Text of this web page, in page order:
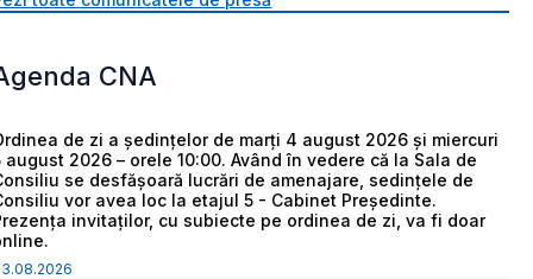
CNA
de zi a ședințelor de marți 4 august 2026 și miercuri
august 2026 – orele 10:00. Având în vedere că la Sala de
se desfășoară lucrări de amenajare, sedințele de
vor avea loc la etajul 5 - Cabinet Președinte.
invitaților, cu subiecte pe ordinea de zi, va fi doar